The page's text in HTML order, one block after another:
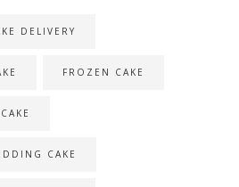
DELIVERY
FROZEN CAKE
CAKE